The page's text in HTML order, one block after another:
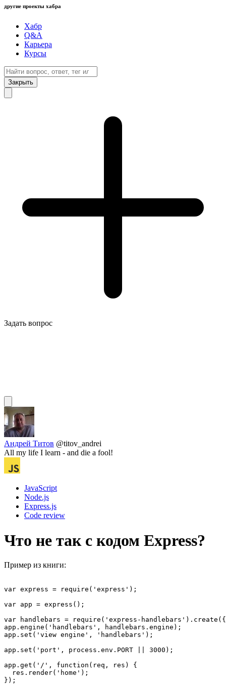
другие проекты хабра
Хабр
Q&A
Карьера
Курсы
Закрыть
Задать вопрос
Андрей Титов @titov_andrei
All my life I learn - and die a fool!
JavaScript
Node.js
Express.js
Code review
Что не так с кодом Express?
Пример из книги:
var express = require('express');
var app = express();
var handlebars = require('express-
app.engine('handlebars', handlebars.engine);
app.set('view engine', 'handlebars');
app.set('port', process.env.PORT || 3000);
app.get('/', function(req, res) {
  res.render('home');
});